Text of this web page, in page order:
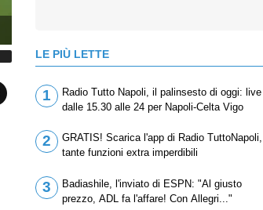
LE PIÙ LETTE
1
Radio Tutto Napoli, il palinsesto di oggi: live
dalle 15.30 alle 24 per Napoli-Celta Vigo
2
GRATIS! Scarica l'app di Radio TuttoNapoli,
tante funzioni extra imperdibili
3
Badiashile, l'inviato di ESPN: "Al giusto
prezzo, ADL fa l'affare! Con Allegri..."